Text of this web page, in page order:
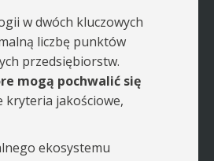
w dwóch kluczowych
liczbę punktów
przedsiębiorstw.
mogą pochwalić się
kryteria jakościowe,
ekosystemu